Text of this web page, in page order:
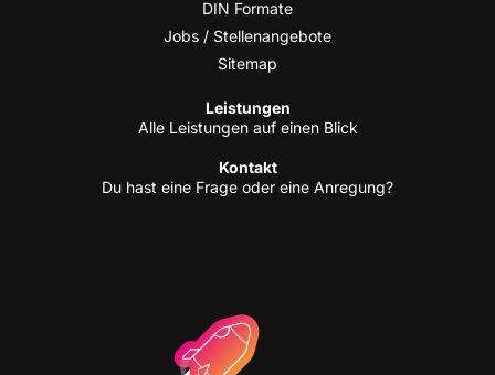
DIN For­ma­te
Jobs / Stellenangebote
Site­map
Leis­tun­gen
Alle Leis­tun­gen auf einen Blick
Kon­takt
Du hast eine Fra­ge oder eine Anregung?